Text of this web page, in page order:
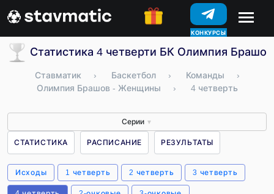
КОНКУРСЫ
Статистика 4 четверти БК Олимпия
Ставматик › Баскетбол › Команды
›
Олимпия Брашов - Женщины
› 4 четверть
Серии ▼
СТАТИСТИКА РАСПИСАНИЕ РЕЗУЛЬТАТЫ
Исходы 1 четверть 2 четверть 3 четверть